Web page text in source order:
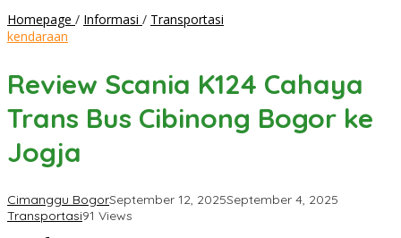
Homepage / Informasi / Transportasi
Trans
Cibinong
Bogor
kendaraan
Review Scania K124 Cahaya
Trans Bus Cibinong Bogor ke
Jogja
Cimanggu BogorSeptember 12, 2025September 4, 2025
Transportasi91 Views